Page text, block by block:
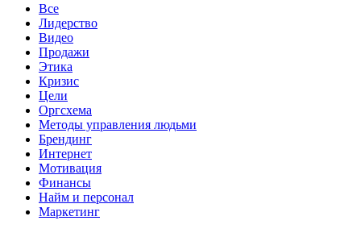
Все
Лидерство
Видео
Продажи
Этика
Кризис
Цели
Оргсхема
Методы управления людьми
Брендинг
Интернет
Мотивация
Финансы
Найм и персонал
Маркетинг